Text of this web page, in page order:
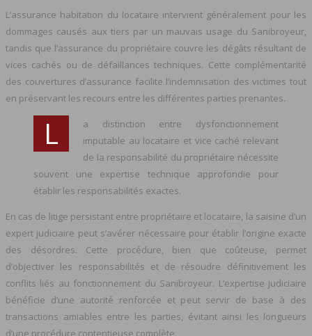
L’assurance habitation du locataire intervient généralement pour les
dommages causés aux tiers par un mauvais usage du Sanibroyeur,
tandis que l’assurance du propriétaire couvre les dégâts résultant de
vices cachés ou de défaillances techniques. Cette complémentarité
des couvertures d’assurance facilite l’indemnisation des victimes tout
en préservant les recours entre les différentes parties prenantes.
L
a distinction entre dysfonctionnement
imputable au locataire et vice caché relevant
de la responsabilité du propriétaire nécessite
souvent une expertise technique approfondie pour
établir les responsabilités exactes.
En cas de litige persistant entre propriétaire et locataire, la saisine d’un
expert judiciaire peut s’avérer nécessaire pour établir l’origine exacte
des désordres. Cette procédure, bien que coûteuse, permet
d’objectiver les responsabilités et de résoudre définitivement les
conflits liés au fonctionnement du Sanibroyeur. L’expertise judiciaire
bénéficie d’une autorité renforcée et peut servir de base à des
transactions amiables entre les parties, évitant ainsi les longueurs
d’une procédure contentieuse complète.